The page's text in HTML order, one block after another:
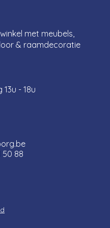
met meubels,
& raamdecoratie
- 18u
50 88